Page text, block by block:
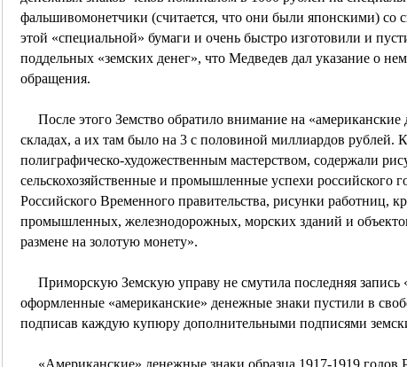
фальшивомонетчики (считается, что они были японскими) со
этой «специальной» бумаги и очень быстро изготовили и
поддельных «земских денег», что Медведев дал указание о
обращения.
После этого Земство обратило внимание на «американские
складах, а их там было на 3 с половиной миллиардов
полиграфическо-художественным мастерством, содержали
сельскохозяйственные и промышленные успехи российского
Российского Временного правительства, рисунки работниц,
промышленных, железнодорожных, морских зданий и
размене на золотую монету».
Приморскую Земскую управу не смутила последняя запись
оформленные «американские» денежные знаки пустили в
подписав каждую купюру дополнительными подписями
«Американские» денежные знаки образца 1917-1919 годов